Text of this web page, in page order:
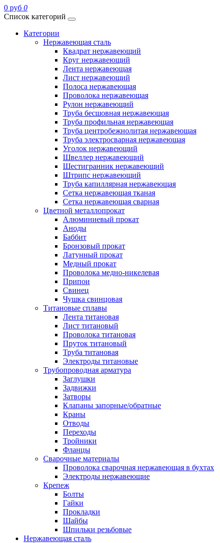
0 руб 0
Список категорий
Категории
Нержавеющая сталь
Квадрат нержавеющий
Круг нержавеющий
Лента нержавеющая
Лист нержавеющий
Полоса нержавеющая
Проволока нержавеющая
Рулон нержавеющий
Труба бесшовная нержавеющая
Труба профильная нержавеющая
Труба центробежнолитая нержавеющая
Труба электросварная нержавеющая
Уголок нержавеющий
Швеллер нержавеющий
Шестигранник нержавеющий
Штрипс нержавеющий
Труба капиллярная нержавеющая
Сетка нержавеющая тканая
Сетка нержавеющая сварная
Цветной металлопрокат
Алюминиевый прокат
Аноды
Баббит
Бронзовый прокат
Латунный прокат
Медный прокат
Проволока медно-никелевая
Припои
Свинец
Чушка свинцовая
Титановые сплавы
Лента титановая
Лист титановый
Проволока титановая
Пруток титановый
Труба титановая
Электроды титановые
Трубопроводная арматура
Заглушки
Задвижки
Затворы
Клапаны запорные/обратные
Краны
Отводы
Переходы
Тройники
Фланцы
Сварочные материалы
Проволока сварочная нержавеющая в бухтах
Электроды нержавеющие
Крепеж
Болты
Гайки
Прокладки
Шайбы
Шпильки резьбовые
Нержавеющая сталь